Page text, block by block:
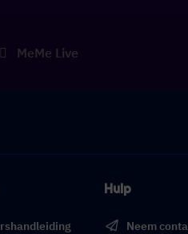
MeMe Live
Hulp
Neem